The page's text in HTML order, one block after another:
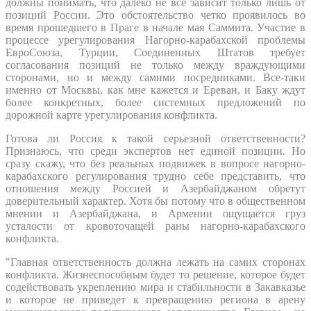
позиций России. Это обстоятельство четко проявилось во
время прошедшего в Праге в начале мая Саммита. Участие в
процессе урегулирования Нагорно-карабахской проблемы
ЕвроСоюза, Турции, Соединенных Штатов требует
согласования позиций не только между враждующими
сторонами, но и между самими посредниками. Все-таки
именно от Москвы, как мне кажется и Ереван, и Баку ждут
более конкретных, более системных предложений по
дорожной карте урегулирования конфликта.
Готова ли Россия к такой серьезной ответственности?
Признаюсь, что среди экспертов нет единой позиции. Но
сразу скажу, что без реальных подвижек в вопросе нагорно-
карабахского регулирования трудно себе представить, что
отношения между Россией и Азербайджаном обретут
доверительный характер. Хотя бы потому что в общественном
мнении и Азербайджана, и Армении ощущается груз
усталости от кровоточащей раны нагорно-карабахского
конфликта.
"Главная ответственность должна лежать на самих сторонах
конфликта. Жизнеспособным будет то решение, которое будет
содействовать укреплению мира и стабильности в Закавказье
и которое не приведет к превращению региона в арену